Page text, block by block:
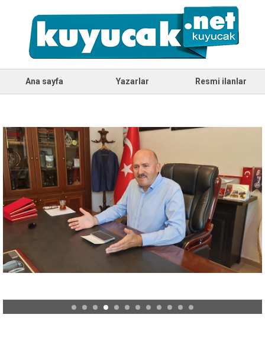
Ana sayfa Yazarlar Resmi ilanlar